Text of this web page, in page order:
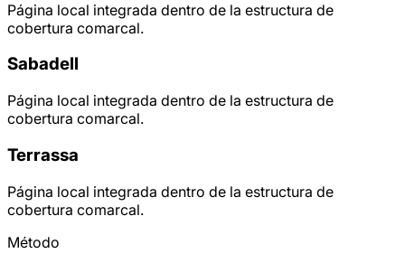
Página local integrada dentro de la estructura de
cobertura comarcal.
Sabadell
Página local integrada dentro de la estructura de
cobertura comarcal.
Terrassa
Página local integrada dentro de la estructura de
cobertura comarcal.
Método